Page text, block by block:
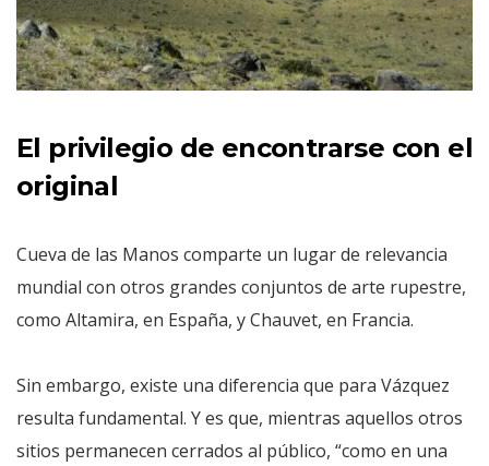
El privilegio de encontrarse con el
original
Cueva de las Manos comparte un lugar de relevancia
mundial con otros grandes conjuntos de arte rupestre,
como Altamira, en España, y Chauvet, en Francia.
Sin embargo, existe una diferencia que para Vázquez
resulta fundamental. Y es que, mientras aquellos otros
sitios permanecen cerrados al público, “como en una